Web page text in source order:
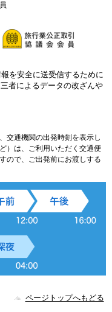
を安全に送受信するために
者によるデータの改ざんや
交通機関の出発時刻を表示し
）は、ご利用いただく交通便
ので、ご出発前にお渡しする
ページトップへもどる